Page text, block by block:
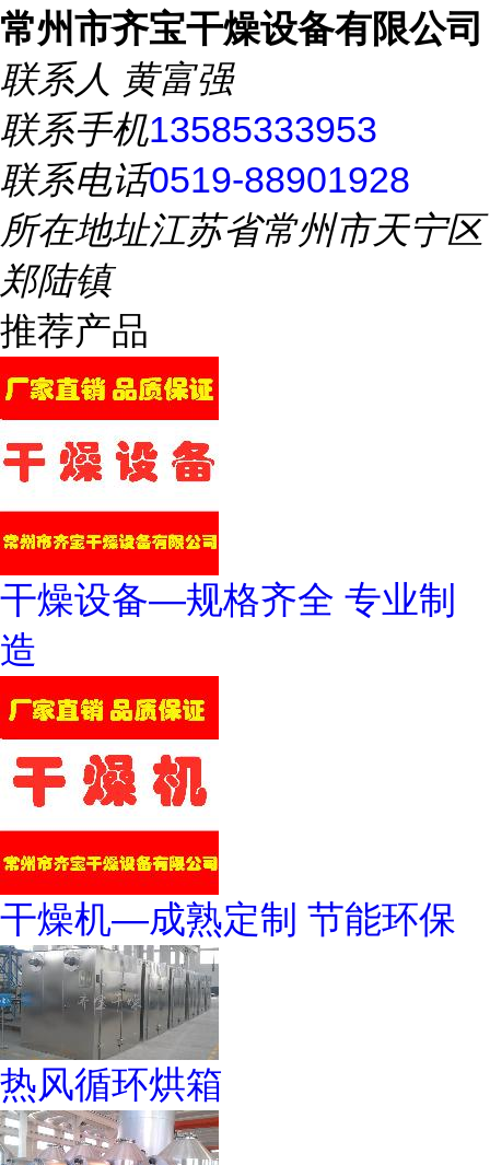
常州市齐宝干燥设备有限公司
联系人 黄富强
联系手机13585333953
联系电话0519-88901928
所在地址江苏省常州市天宁区
郑陆镇
推荐产品
干燥设备—规格齐全 专业制
造
干燥机—成熟定制 节能环保
热风循环烘箱